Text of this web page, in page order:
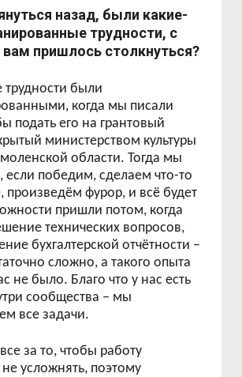
назад, были какие-
трудности, с
пришлось столкнуться?
трудности были
когда мы писали
подать его на грантовый
министерством культуры
области. Тогда мы
если победим, сделаем что-то
произведём фурор, и всё будет
пришли потом, когда
технических вопросов,
бухгалтерской отчётности –
сложно, а такого опыта
не было. Благо что у нас есть
сообщества – мы
все задачи.
за то, чтобы работу
усложнять, поэтому